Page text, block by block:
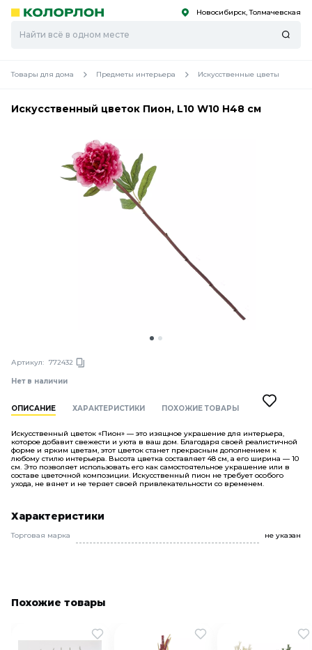
Скоро
Скоро Новосибирск, Толмачевская
Товары для дома Предметы интерьера Искусственные цветы
Искусственный цветок Пион, L10 W10 H48 см
Артикул: 772432
Нет в наличии
ОПИСАНИЕ ХАРАКТЕРИСТИКИ ПОХОЖИЕ ТОВАРЫ
Искусственный цветок «Пион» — это изящное украшение для интерьера,
которое добавит свежести и уюта в ваш дом. Благодаря своей реалистичной
форме и ярким цветам, этот цветок станет прекрасным дополнением к
любому стилю интерьера. Высота цветка составляет 48 см, а его ширина — 10
см. Это позволяет использовать его как самостоятельное украшение или в
составе цветочной композиции. Искусственный пион не требует особого
ухода, не вянет и не теряет своей привлекательности со временем.
Характеристики
Торговая марка не указан
Похожие товары